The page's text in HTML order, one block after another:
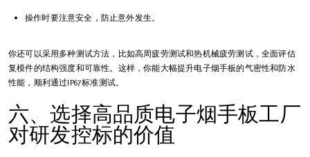
操作时要注意安全，防止意外发生。
你还可以采用多种测试方法，比如高周疲劳测试和热机械疲劳测试，全面评估
复模件的结构强度和可靠性。这样，你能大幅提升电子烟手板的气密性和防水
性能，顺利通过IP67标准测试。
六、选择高品质电子烟手板工厂
对研发控标的价值